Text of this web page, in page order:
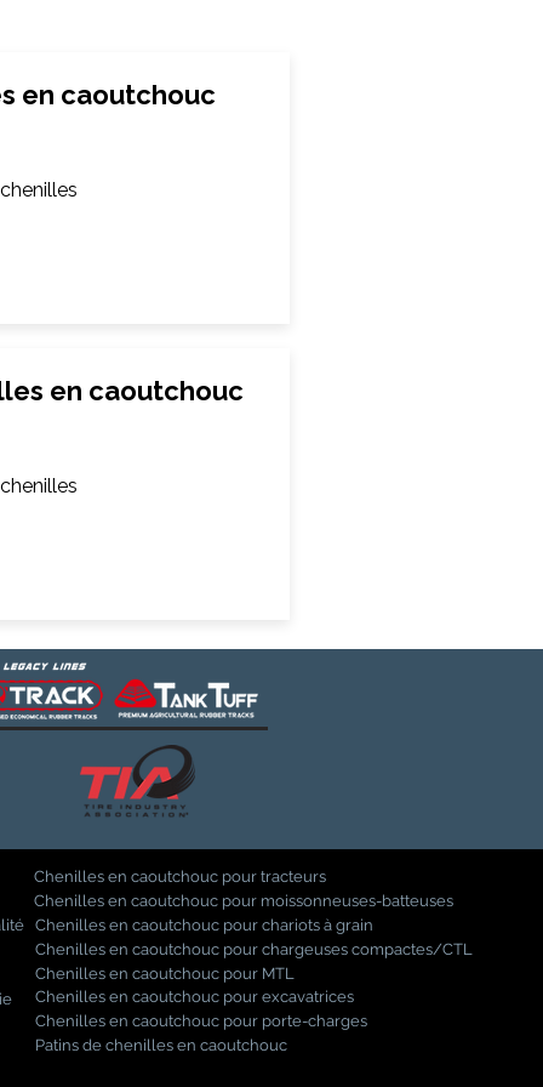
en caoutchouc
en caoutchouc
Chenilles en caoutchouc pour tracteurs
Chenilles en caoutchouc pour moissonneuses-batteuses
Chenilles en caoutchouc pour chariots à grain
Chenilles en caoutchouc pour chargeuses compactes/CTL
Chenilles en caoutchouc pour MTL
Chenilles en caoutchouc pour excavatrices
Chenilles en caoutchouc pour porte-charges
Patins de chenilles en caoutchouc